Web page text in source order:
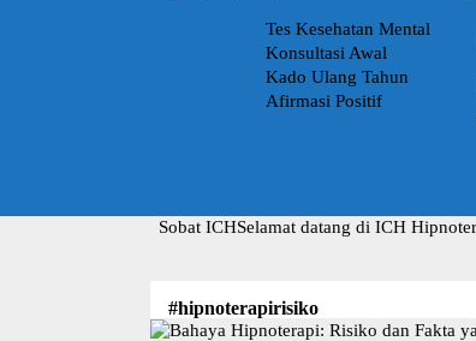
Tes Kesehatan Mental
Konsultasi Awal
Kado Ulang Tahun
Afirmasi Positif
Sobat ICHSelamat datang di ICH
#hipnoterapirisiko